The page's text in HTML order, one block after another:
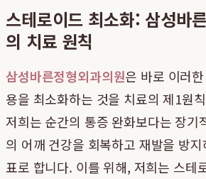
스테로이드 최소화: 삼성바
의 치료 원칙
삼성바른정형외과의원은 바로 이러
용을 최소화하는 것을 치료의 제1원
저희는 순간의 통증 완화보다는 장기
의 어깨 건강을 회복하고 재발을 방
표로 합니다. 이를 위해, 저희는 스테